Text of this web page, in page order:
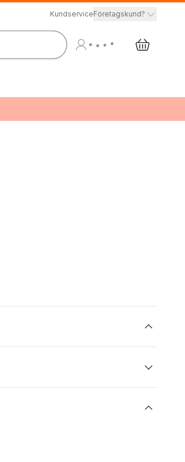
KundserviceFöretagskund?